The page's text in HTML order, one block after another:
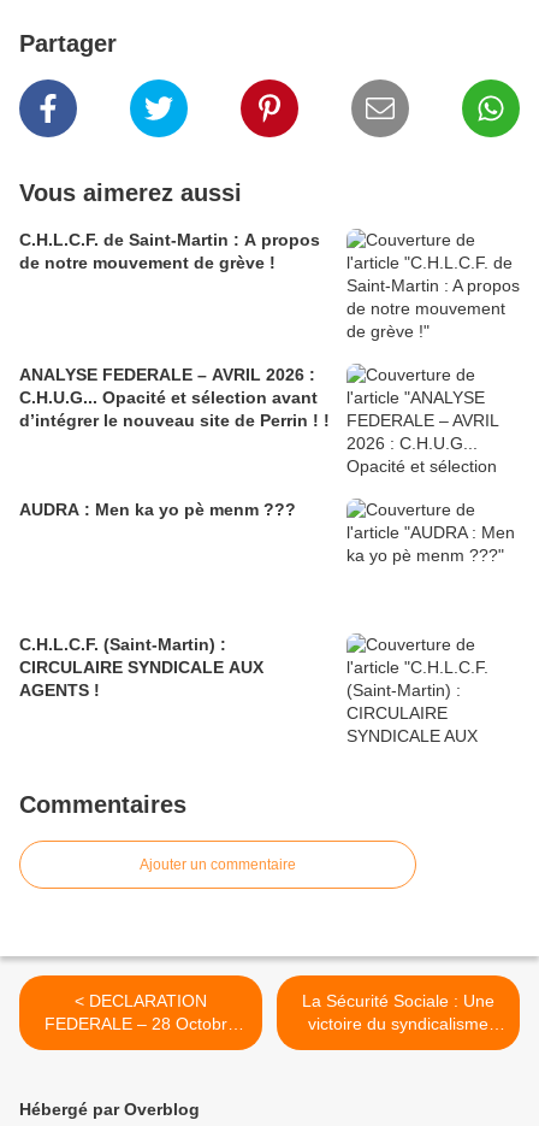
Partager
Vous aimerez aussi
C.H.L.C.F. de Saint-Martin : A propos
de notre mouvement de grève !
ANALYSE FEDERALE – AVRIL 2026 :
C.H.U.G... Opacité et sélection avant
d’intégrer le nouveau site de Perrin ! !
AUDRA : Men ka yo pè menm ???
C.H.L.C.F. (Saint-Martin) :
CIRCULAIRE SYNDICALE AUX
AGENTS !
Commentaires
Ajouter un commentaire
< DECLARATION
FEDERALE – 28 Octobre
2024 : Halte à la
La Sécurité Sociale : Une
victoire du syndicalisme
ouvrier de lutte de classe !
Hébergé par Overblog